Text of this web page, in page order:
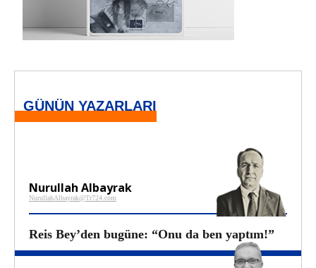
GÜNÜN YAZARLARI
Nurullah Albayrak
NurullahAlbayrak@Tr724.com
Reis Bey’den bugüne: “Onu da ben yaptım!”